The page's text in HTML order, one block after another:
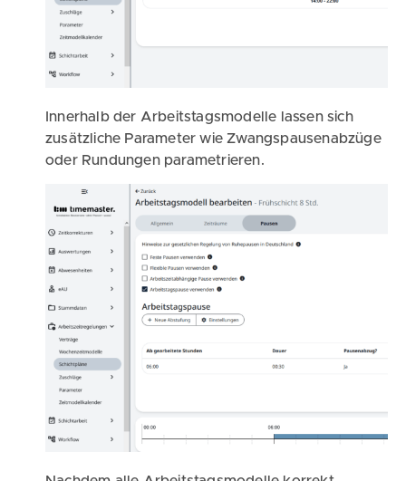
Innerhalb der Arbeitstagsmodelle lassen sich
zusätzliche Parameter wie Zwangspausenabzüge
oder Rundungen parametrieren.